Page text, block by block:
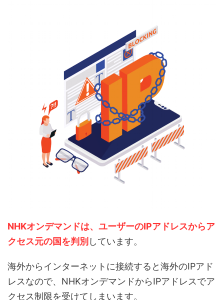
NHKオンデマンドは、ユーザーのIPアドレスからア
クセス元の国を判別 しています。
海外からインターネットに接続すると海外のIPアド
レスなので、NHKオンデマンドからIPアドレスでア
クセス制限を受けてしまいます。